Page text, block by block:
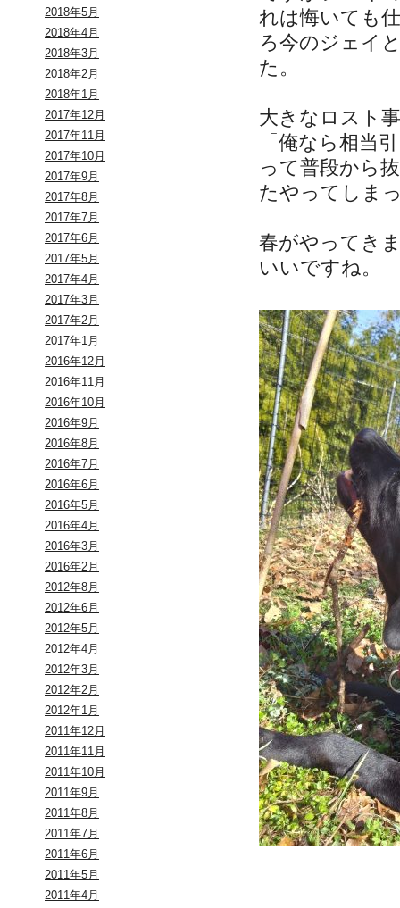
2018年5月
2018年4月
2018年3月
2018年2月
2018年1月
2017年12月
2017年11月
2017年10月
2017年9月
2017年8月
2017年7月
2017年6月
2017年5月
2017年4月
2017年3月
2017年2月
2017年1月
2016年12月
2016年11月
2016年10月
2016年9月
2016年8月
2016年7月
2016年6月
2016年5月
2016年4月
2016年3月
2016年2月
2012年8月
2012年6月
2012年5月
2012年4月
2012年3月
2012年2月
2012年1月
2011年12月
2011年11月
2011年10月
2011年9月
2011年8月
2011年7月
2011年6月
2011年5月
2011年4月
れは悔いても
ろ今のジェイ
た。
大きなロスト
「俺なら相当
って普段から
たやってしま
春がやってき
いいですね。